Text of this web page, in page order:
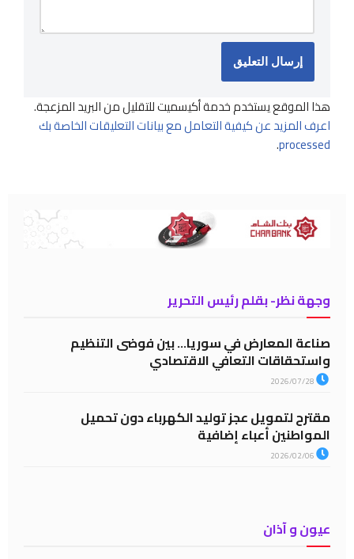
هذا الموقع يستخدم خدمة أكيسميت للتقليل من البريد المزعجة.
اعرف المزيد عن كيفية التعامل مع بيانات التعليقات الخاصة بك
processed
.
وجهة نظر- بقلم رئيس التحرير
صناعة المعارض في سوريا… بين فوضى التنظيم
واستحقاقات التعافي الاقتصادي
مقترح لتمويل عجز توليد الكهرباء دون تحميل
المواطنين أعباء إضافية
عيون و آذان